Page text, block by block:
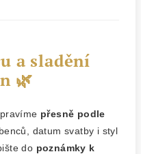
a sladění
🌿
přesně podle
datum svatby i styl
do poznámky k